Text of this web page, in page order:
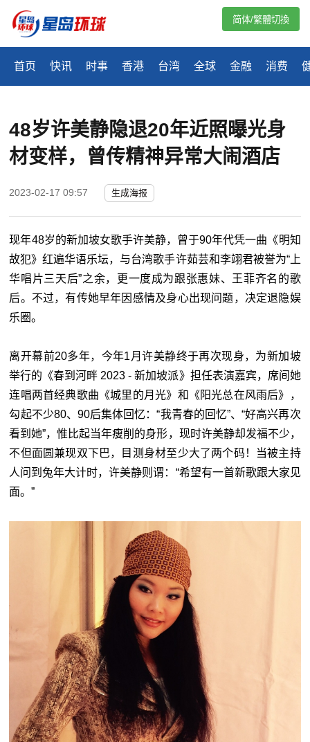
首页 快讯 时事 香港 台湾 全球 金融 消费
简体/繁體切換
48岁许美静隐退20年近照曝光身
材变样，曾传精神异常大闹酒店
2023-02-17 09:57 生成海报
现年48岁的新加坡女歌手许美静，曾于90年代凭一曲《明知
故犯》红遍华语乐坛，与台湾歌手许茹芸和李翊君被誉为“上
华唱片三天后”之余，更一度成为跟张惠妹、王菲齐名的歌
后。不过，有传她早年因感情及身心出现问题，决定退隐娱
乐圈。
离开幕前20多年，今年1月许美静终于再次现身，为新加坡
举行的《春到河畔 2023 - 新加坡派》担任表演嘉宾，席间她
连唱两首经典歌曲《城里的月光》和《阳光总在风雨后》，
勾起不少80、90后集体回忆：“我青春的回忆”、“好高兴再次
看到她”，惟比起当年瘦削的身形，现时许美静却发福不少，
不但面圆兼现双下巴，目测身材至少大了两个码！当被主持
人问到兔年大计时，许美静则谓：“希望有一首新歌跟大家见
面。”